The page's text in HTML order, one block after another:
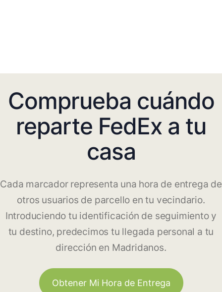
Comprueba cuándo
reparte FedEx a tu
casa
Cada marcador representa una hora de entrega de
otros usuarios de parcello en tu vecindario.
Introduciendo tu identificación de seguimiento y
tu destino, predecimos tu llegada personal a tu
dirección en Madridanos.
Obtener Mi Hora de Entrega